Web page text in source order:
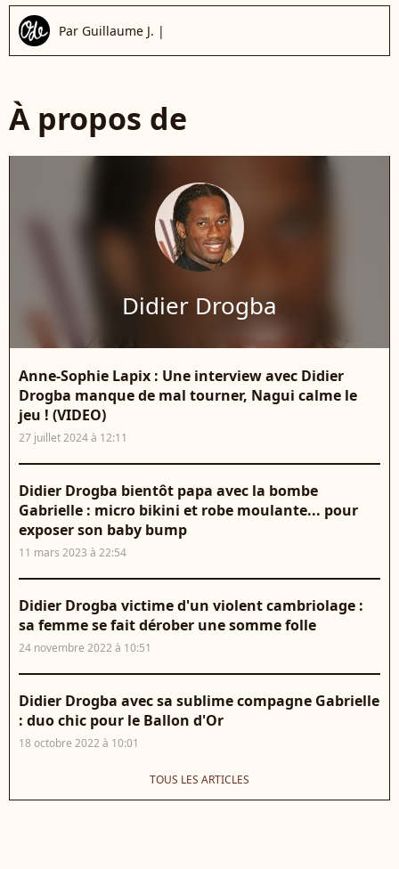
Par Guillaume J. |
À propos de
Didier Drogba
Anne-Sophie Lapix : Une interview avec Didier
Drogba manque de mal tourner, Nagui calme le
jeu ! (VIDEO)
27 juillet 2024 à 12:11
Didier Drogba bientôt papa avec la bombe
Gabrielle : micro bikini et robe moulante... pour
exposer son baby bump
11 mars 2023 à 22:54
Didier Drogba victime d'un violent cambriolage :
sa femme se fait dérober une somme folle
24 novembre 2022 à 10:51
Didier Drogba avec sa sublime compagne Gabrielle
: duo chic pour le Ballon d'Or
18 octobre 2022 à 10:01
TOUS LES ARTICLES